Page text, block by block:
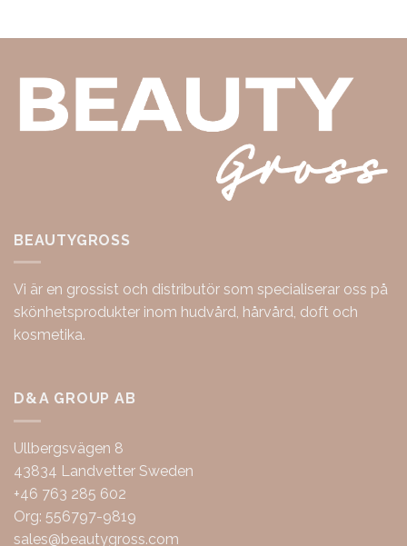
BEAUTYGROSS
Vi är en grossist och distributör som specialiserar oss på
skönhetsprodukter inom hudvård, hårvård, doft och
kosmetika.
D&A GROUP AB
Ullbergsvägen 8
43834 Landvetter Sweden
+46 763 285 602
Org: 556797-9819
sales@beautygross.com